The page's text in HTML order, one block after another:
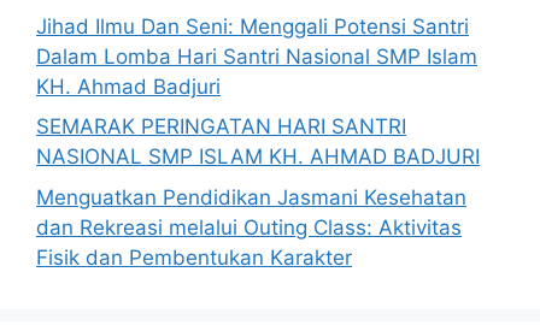
Jihad Ilmu Dan Seni: Menggali Potensi Santri
Dalam Lomba Hari Santri Nasional SMP Islam
KH. Ahmad Badjuri
SEMARAK PERINGATAN HARI SANTRI
NASIONAL SMP ISLAM KH. AHMAD BADJURI
Menguatkan Pendidikan Jasmani Kesehatan
dan Rekreasi melalui Outing Class: Aktivitas
Fisik dan Pembentukan Karakter